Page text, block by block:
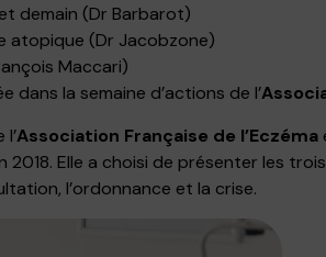
demain (Dr Barbarot)
atopique (Dr Jacobzone)
Maccari)
la semaine d’actions de l’
Association Française de l’Eczéma
Elle a choisi de présenter les
l’ordonnance et la crise.